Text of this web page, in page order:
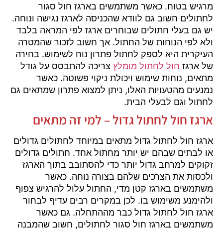
מרגיש בטוח. כאשר משתמשים בארגז חול סגור
לחתולים חשוב גם לוודא שהכניסה לארגז נגישה ונוחה.
יש גם בעלי חתולים שבוחרים ארגז לפי המראה בלבד
ולא לפי הנוחות של החתול. אך חשוב לזכור שהמטרה
העיקרית היא לספק לחתול פתרון נוח לשימוש. בחירה
של ארגז חול לחתול מומלץ צריכה להתבסס על גודל
מתאים, נוחות שימוש ויכולת ניקוי פשוטה. כאשר
נמנעים מהטעויות האלו, ניתן למצוא פתרון שמתאים גם
לחתול וגם לבעלי הבית.
ארגז חול לחתול גדול – למי זה מתאים
ארגז חול לחתול גדול מתאים במיוחד לחתולים גדולים
או לבתים שבהם יש יותר מחתול אחד. חתולים גדולים
זקוקים למרחב גדול יותר כדי להסתובב בתוך הארגז
ולכסות את הצרכים שלהם בצורה נוחה. כאשר
משתמשים בארגז קטן מדי, החתול עלול להרגיש צפוף
ולהימנע משימוש בו. לכן במקרים רבים עדיף לבחור
ארגז חול לחתול גדול כבר מההתחלה. גם כאשר
משתמשים בארגז חול סגור לחתולים, חשוב שהמבנה